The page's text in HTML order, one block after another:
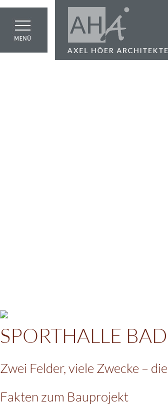
SPORTHALLE
Zwei Felder, viele Zwecke –
Fakten zum Bauprojekt